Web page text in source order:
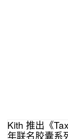
Kith 推出《
年联名胶囊系